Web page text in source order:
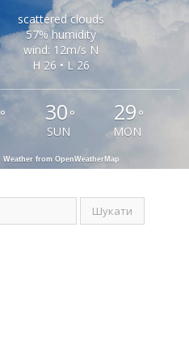
scattered clouds
57% humidity
wind: 12m/s N
H 26 • L 26
° 30 °
SUN
29 °
MON
Weather from OpenWeatherMap